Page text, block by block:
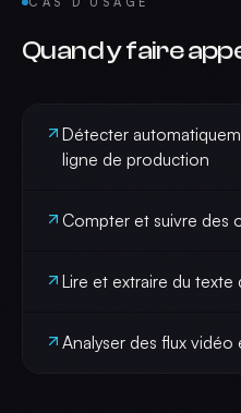
Quand y faire
Détecter
ligne de production
Compter et suivre des
Lire et extraire du texte
Analyser des flux vidéo